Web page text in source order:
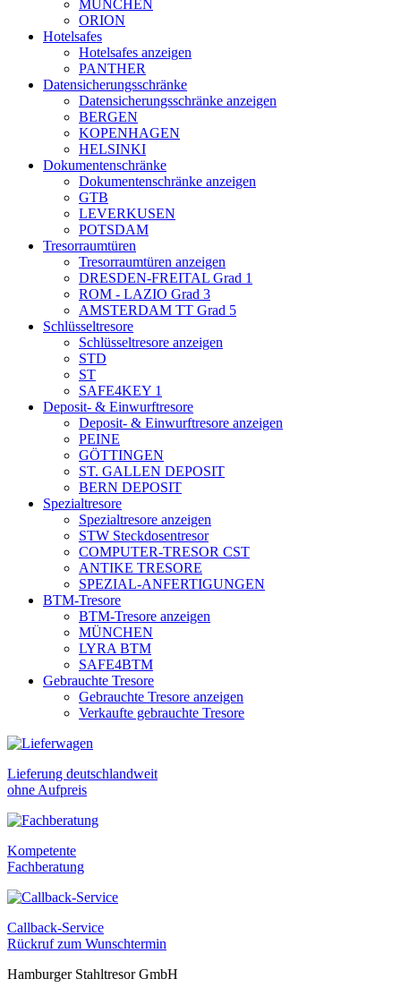
MÜNCHEN
ORION
Hotelsafes
Hotelsafes anzeigen
PANTHER
Datensicherungsschränke
Datensicherungsschränke anzeigen
BERGEN
KOPENHAGEN
HELSINKI
Dokumentenschränke
Dokumentenschränke anzeigen
GTB
LEVERKUSEN
POTSDAM
Tresorraumtüren
Tresorraumtüren anzeigen
DRESDEN-FREITAL Grad 1
ROM - LAZIO Grad 3
AMSTERDAM TT Grad 5
Schlüsseltresore
Schlüsseltresore anzeigen
STD
ST
SAFE4KEY 1
Deposit- & Einwurftresore
Deposit- & Einwurftresore anzeigen
PEINE
GÖTTINGEN
ST. GALLEN DEPOSIT
BERN DEPOSIT
Spezialtresore
Spezialtresore anzeigen
STW Steckdosentresor
COMPUTER-TRESOR CST
ANTIKE TRESORE
SPEZIAL-ANFERTIGUNGEN
BTM-Tresore
BTM-Tresore anzeigen
MÜNCHEN
LYRA BTM
SAFE4BTM
Gebrauchte Tresore
Gebrauchte Tresore anzeigen
Verkaufte gebrauchte Tresore
Lieferung deutschlandweit
ohne Aufpreis
Kompetente
Fachberatung
Callback-Service
Rückruf zum Wunschtermin
Hamburger Stahltresor GmbH